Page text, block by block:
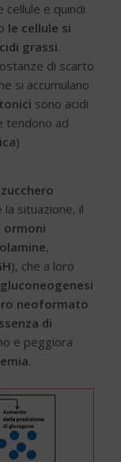
cellule e quindi
le cellule si
grassi.
di scarto
si accumulano
sono acidi
tendono ad
)
la situazione, il
ormoni
,
), che a loro
gluconeogenesi
neoformato
di
e peggiora
.